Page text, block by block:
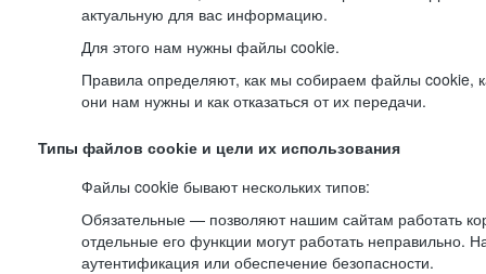
актуальную для вас информацию.
Для этого нам нужны файлы cookie.
Правила определяют, как мы собираем файлы cookie,
они нам нужны и как отказаться от их передачи.
Типы файлов cookie и цели их использования
Файлы cookie бывают нескольких типов:
Обязательные — позволяют нашим сайтам работать
отдельные его функции могут работать неправильно.
аутентификация или обеспечение безопасности.